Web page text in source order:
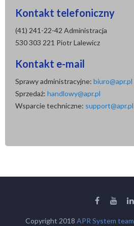
Kontakt telefoniczny
(41) 241-22-42 Administracja
530 303 221 Piotr Lalewicz
Kontakt e-mail
Sprawy administracyjne: biuro@apr.pl
Sprzedaż: handlowy@apr.pl
Wsparcie techniczne: support@apr.pl
Copyright 2018 APR System team